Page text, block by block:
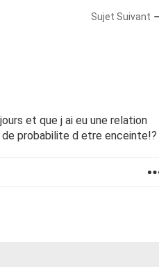
Sujet Suivant
et que j ai eu une relation
probabilite d etre enceinte!?